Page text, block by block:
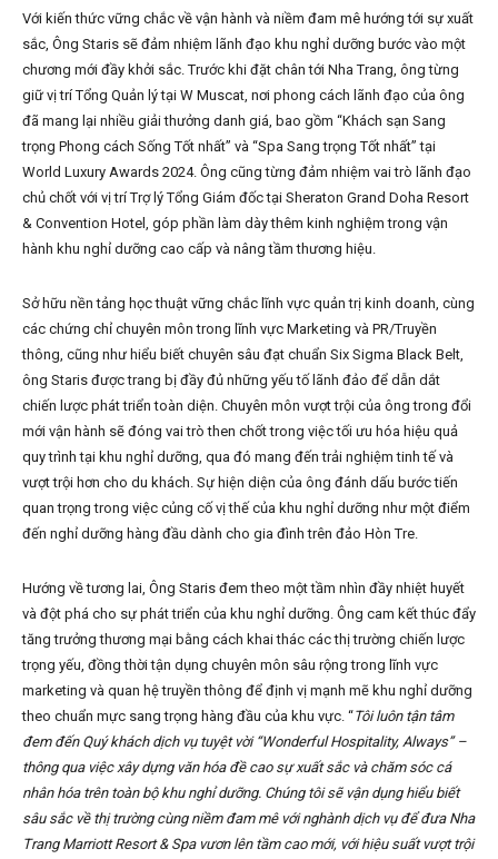
Với kiến thức vững chắc về vận hành và niềm đam mê hướng tới sự xuất
sắc, Ông Staris sẽ đảm nhiệm lãnh đạo khu nghỉ dưỡng bước vào một
chương mới đầy khởi sắc. Trước khi đặt chân tới Nha Trang, ông từng
giữ vị trí Tổng Quản lý tại W Muscat, nơi phong cách lãnh đạo của ông
đã mang lại nhiều giải thưởng danh giá, bao gồm “Khách sạn Sang
trọng Phong cách Sống Tốt nhất” và “Spa Sang trọng Tốt nhất” tại
World Luxury Awards 2024. Ông cũng từng đảm nhiệm vai trò lãnh đạo
chủ chốt với vị trí Trợ lý Tổng Giám đốc tại Sheraton Grand Doha Resort
& Convention Hotel, góp phần làm dày thêm kinh nghiệm trong vận
hành khu nghỉ dưỡng cao cấp và nâng tầm thương hiệu.
Sở hữu nền tảng học thuật vững chắc lĩnh vực quản trị kinh doanh, cùng
các chứng chỉ chuyên môn trong lĩnh vực Marketing và PR/Truyền
thông, cũng như hiểu biết chuyên sâu đạt chuẩn Six Sigma Black Belt,
ông Staris được trang bị đầy đủ những yếu tố lãnh đảo để dẫn dắt
chiến lược phát triển toàn diện. Chuyên môn vượt trội của ông trong đổi
mới vận hành sẽ đóng vai trò then chốt trong việc tối ưu hóa hiệu quả
quy trình tại khu nghỉ dưỡng, qua đó mang đến trải nghiệm tinh tế và
vượt trội hơn cho du khách. Sự hiện diện của ông đánh dấu bước tiến
quan trọng trong việc củng cố vị thế của khu nghỉ dưỡng như một điểm
đến nghỉ dưỡng hàng đầu dành cho gia đình trên đảo Hòn Tre.
Hướng về tương lai, Ông Staris đem theo một tầm nhìn đầy nhiệt huyết
và đột phá cho sự phát triển của khu nghỉ dưỡng. Ông cam kết thúc đẩy
tăng trưởng thương mại bằng cách khai thác các thị trường chiến lược
trọng yếu, đồng thời tận dụng chuyên môn sâu rộng trong lĩnh vực
marketing và quan hệ truyền thông để định vị mạnh mẽ khu nghỉ dưỡng
theo chuẩn mực sang trọng hàng đầu của khu vực. “Tôi luôn tận tâm
đem đến Quý khách dịch vụ tuyệt vời “Wonderful Hospitality, Always” –
thông qua việc xây dựng văn hóa đề cao sự xuất sắc và chăm sóc cá
nhân hóa trên toàn bộ khu nghỉ dưỡng. Chúng tôi sẽ vận dụng hiểu biết
sâu sắc về thị trường cùng niềm đam mê với nghành dịch vụ để đưa Nha
Trang Marriott Resort & Spa vươn lên tầm cao mới, với hiệu suất vượt trội